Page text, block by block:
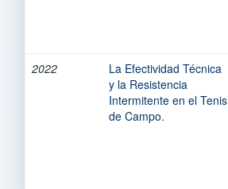
2022
La Efectividad Técnica
y la Resistencia
Intermitente en el Tenis
de Campo.